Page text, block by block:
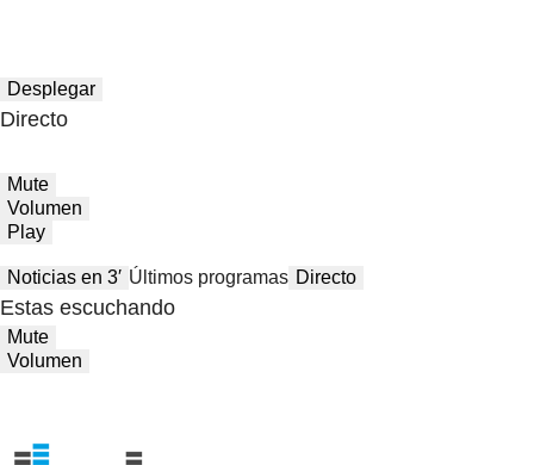
Desplegar
Directo
Mute
Volumen
Play
Noticias en 3′ Últimos programas Directo
Estas escuchando
Mute
Volumen